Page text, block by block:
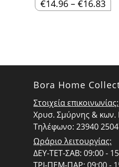
€14.96 – €16.83
Bora Home
Στοιχεία επικοινωνίας:
Χρυσ. Σμύρνης & κων.
Τηλέφωνο: 23940
Ωράριο λειτουργίας:
ΔΕΥ-ΤΕΤ-ΣΑΒ: 09:00 -